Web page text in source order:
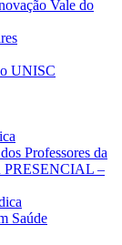
Vale do
UNISC
Professores da
PRESENCIAL –
Saúde